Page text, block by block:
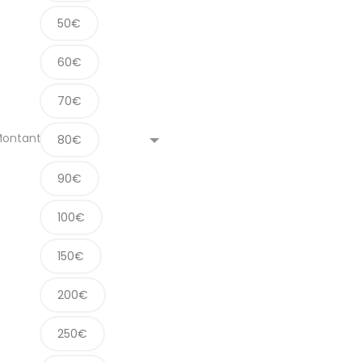
50€
60€
70€
80€
90€
100€
150€
200€
250€